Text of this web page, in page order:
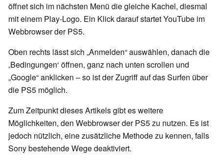
öffnet sich im nächsten Menü die gleiche Kachel, diesmal
mit einem Play-Logo. Ein Klick darauf startet YouTube im
Webbrowser der PS5.
Oben rechts lässt sich „Anmelden“ auswählen, danach die
‚Bedingungen‘ öffnen, ganz nach unten scrollen und
„Google“ anklicken – so ist der Zugriff auf das Surfen über
die PS5 möglich.
Zum Zeitpunkt dieses Artikels gibt es weitere
Möglichkeiten, den Webbrowser der PS5 zu nutzen. Es ist
jedoch nützlich, eine zusätzliche Methode zu kennen, falls
Sony bestehende Wege deaktiviert.